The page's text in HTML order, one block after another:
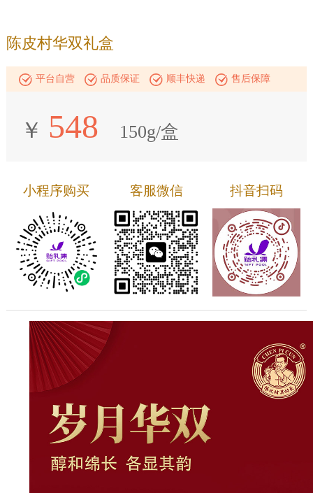
陈皮村华双礼盒
平台自营 品质保证 顺丰快递 售后保障
￥ 548 150g/盒
小程序购买 客服微信 抖音扫码